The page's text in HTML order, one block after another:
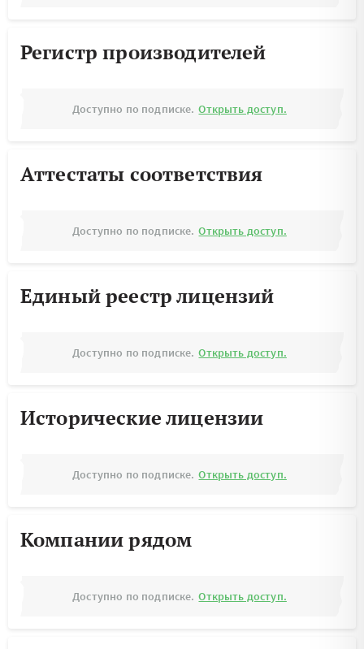
Регистр производителей
Доступно по подписке. Открыть доступ.
Аттестаты соответствия
Доступно по подписке. Открыть доступ.
Единый реестр лицензий
Доступно по подписке. Открыть доступ.
Исторические лицензии
Доступно по подписке. Открыть доступ.
Компании рядом
Доступно по подписке. Открыть доступ.